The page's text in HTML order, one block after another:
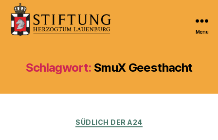
Stiftung
Herzogtum
Menü
Schlagwort: SmuX Geesthacht
Kategorien
SÜDLICH DER A24